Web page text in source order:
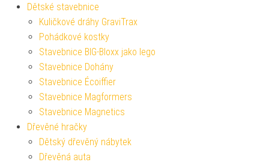
Dětské stavebnice
Kuličkové dráhy GraviTrax
Pohádkové kostky
Stavebnice BIG-Bloxx jako lego
Stavebnice Dohány
Stavebnice Écoiffier
Stavebnice Magformers
Stavebnice Magnetics
Dřevěné hračky
Dětský dřevěný nábytek
Dřevěná auta